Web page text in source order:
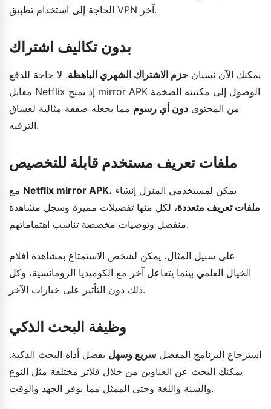
الحاجة إلى استخدام تطبيق VPN آخر.
بدون تكاليف اشتراك
يمكنك الآن نسيان حزم الاشتراك الشهري الباهظة. لا حاجة للدفع
مقابل Netflix إذ يمنح mirror APK الوصول إلى مكتبته الضخمة
من المحتوى دون أي رسوم مما يجعله صفقة مثالية لعشاق
الترفيه.
ملفات تعريف مستخدم قابلة للتخصيص
Netflix mirror APK ، يمكن لمستخدمي المنزل إنشاء
ملفات تعريف متعددة، لكل منها تفضيلات مميزة وسجل مشاهدة
منفصل وتوصيات مخصصة تناسب اهتماماتهم.
على سبيل المثال، يمكن لشخص الاستمتاع بمشاهدة أفلام
الخيال العلمي بينما يتفاعل آخر مع الكوميديا الرومانسية، وكل
ذلك دون التأثير على خيارات الآخر.
وظيفة البحث الذكي
استرجاع البرنامج المفضل سريع وسهل بفضل أداة البحث الذكية.
يمكنك البحث عن العناوين من خلال فلاتر مختلفة مثل النوع
والسنة واللغة وحتى الممثل مما يوفر الجهد والوقت.